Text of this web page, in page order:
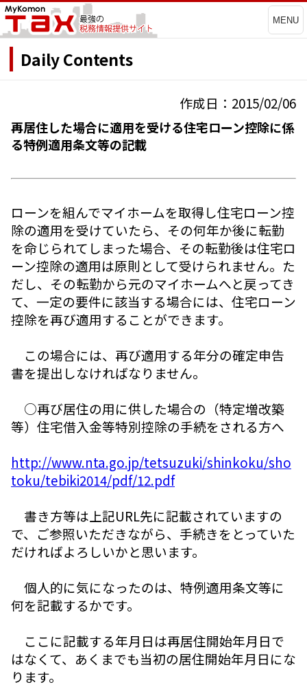
MENU
Daily Contents
作成日：2015/02/06
再居住した場合に適用を受ける住宅ローン控除に係
る特例適用条文等の記載
ローンを組んでマイホームを取得し住宅ローン控
除の適用を受けていたら、その何年か後に転勤
を命じられてしまった場合、その転勤後は住宅ロ
ーン控除の適用は原則として受けられません。た
だし、その転勤から元のマイホームへと戻ってき
て、一定の要件に該当する場合には、住宅ローン
控除を再び適用することができます。
この場合には、再び適用する年分の確定申告
書を提出しなければなりません。
○再び居住の用に供した場合の（特定増改築
等）住宅借入金等特別控除の手続をされる方へ
http://www.nta.go.jp/tetsuzuki/shinkoku/sho
toku/tebiki2014/pdf/12.pdf
書き方等は上記URL先に記載されていますの
で、ご参照いただきながら、手続きをとっていた
だければよろしいかと思います。
個人的に気になったのは、特例適用条文等に
何を記載するかです。
ここに記載する年月日は再居住開始年月日で
はなくて、あくまでも当初の居住開始年月日にな
ります。